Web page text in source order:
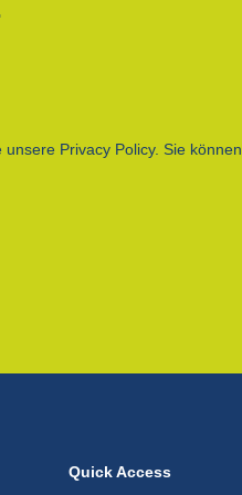
Privacy Policy. Sie können
Quick Access